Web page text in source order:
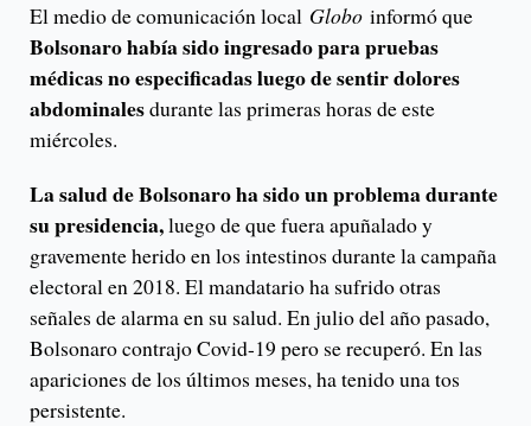
El medio de comunicación local Globo informó que
Bolsonaro había sido ingresado para pruebas
médicas no especificadas luego de sentir dolores
abdominalesdurante las primeras horas de este
miércoles.
La salud de Bolsonaro ha sido un problema durante
su presidencia,luego de que fuera apuñalado y
gravemente herido en los intestinos durante la campaña
electoral en 2018. El mandatario ha sufrido otras
señales de alarma en su salud. En julio del año pasado,
Bolsonaro contrajo Covid-19 pero se recuperó. En las
apariciones de los últimos meses, ha tenido una tos
persistente.